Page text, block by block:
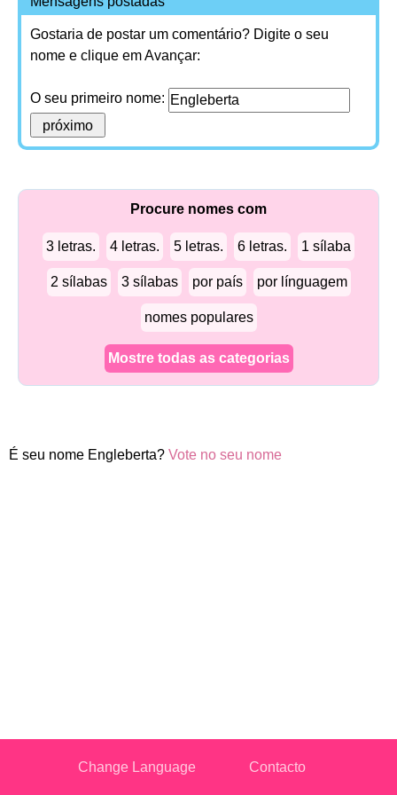
Gostaria de postar um comentário? Digite o seu
nome e clique em Avançar:
O seu primeiro nome:
Procure nomes com
3 letras. 4 letras. 5 letras. 6 letras. 1 sílaba
2 sílabas 3 sílabas por país por línguagem
nomes populares
Mostre todas as categorias
É seu nome Engleberta? Vote no seu nome
Change Language Contacto